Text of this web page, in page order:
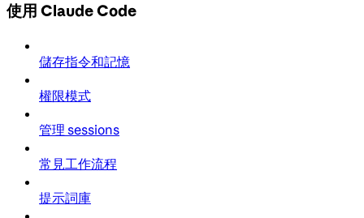
使用 Claude Code
儲存指令和記憶
權限模式
管理 sessions
常見工作流程
提示詞庫